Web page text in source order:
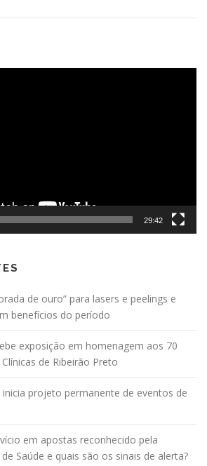
29:42
de ouro” para lasers e peelings e
benefícios do período
exposição em homenagem aos 70
de Ribeirão Preto
inicia projeto permanente de eventos de
em apostas reconhecido pela
Saúde e quais são os sinais de alerta?